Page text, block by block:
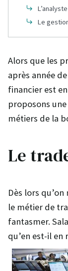
Le
Alors que les
après année
financier est
proposons
métiers de la
Le
Dès lors
le métier de
fantasmer.
qu’en est-il en